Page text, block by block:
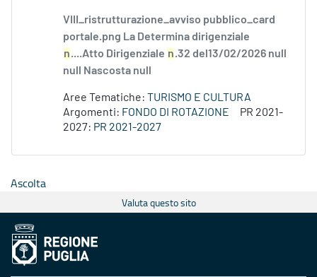
VIII_ristrutturazione_avviso pubblico_card
portale.png La Determina dirigenziale
n....Atto Dirigenziale n.32 del13/02/2026 null
null Nascosta null
Aree Tematiche: TURISMO E CULTURA
Argomenti: FONDO DI ROTAZIONE
PR 2021-
2027: PR 2021-2027
Ascolta
Valuta questo sito